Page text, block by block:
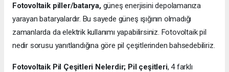
Fotovoltaik piller/batarya,güneş enerjisini depolamanıza
yarayan bataryalardır. Bu sayede güneş ışığının olmadığı
zamanlarda da elektrik kullanımı yapabilirsiniz. Fotovoltaik pil
nedir sorusu yanıtlandığına göre pil çeşitlerinden bahsedebiliriz.
Fotovoltaik Pil Çeşitleri Nelerdir; Pil çeşitleri, 4 farklı